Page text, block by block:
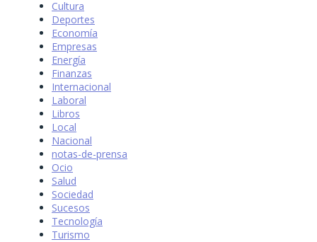
Cultura
Deportes
Economía
Empresas
Energía
Finanzas
Internacional
Laboral
Libros
Local
Nacional
notas-de-prensa
Ocio
Salud
Sociedad
Sucesos
Tecnología
Turismo